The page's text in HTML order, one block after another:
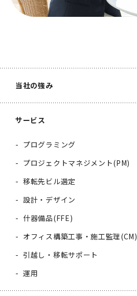
当社の強み
サービス
プログラミング
プロジェクトマネジメント(PM)
移転先ビル選定
設計・デザイン
什器備品(FFE)
オフィス構築工事・施工監理(CM)
引越し・移転サポート
運用